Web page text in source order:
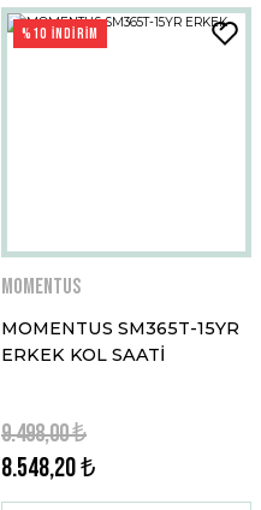
%10 İNDİRİM
Momentus
MOMENTUS SM365T-15YR
ERKEK KOL SAATİ
8.548,20 ₺
9.498,00 ₺